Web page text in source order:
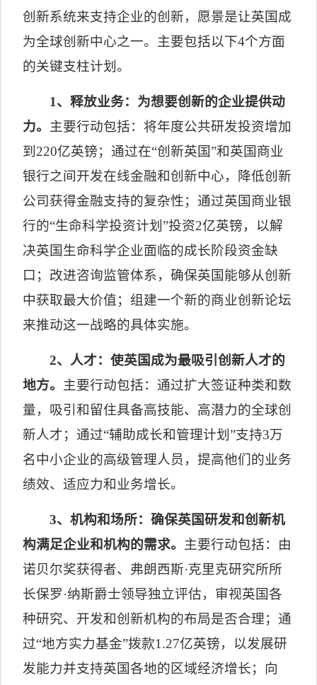
创新系统来支持企业的创新，愿景是让英国成
为全球创新中心之一。主要包括以下4个方面
的关键支柱计划。
1、释放业务：为想要创新的企业提供动
力。 主要行动包括：将年度公共研发投资增加
到 220亿英镑；通过在“创新英国”和英国商业
银行之间开发在线金融和创新中心，降低创新
公司获得金融支持的复杂性；通过英国商业银
行的“生命科学投资计划”投资2亿英镑，以解
决英国生命科学企业面临的成长阶段资金缺
口；改进咨询监管体系，确保英国能够从创新
中获取最大价值；组建一个新的商业创新论坛
来推动这一战略的具体实施。
2、人才：使英国成为最吸引创新人才的
地方。 主要行动包括：通过扩大签证种类和数
量，吸引和留住具备高技能、高潜力的全球创
新人才；通过“辅助成长和管理计划”支持3万
名中小企业的高级管理人员，提高他们的业务
绩效、适应力和业务增长。
3、机构和场所：确保英国研发和创新机
构满足企业和机构的需求。 主要行动包括：由
诺贝尔奖获得者、弗朗西斯·克里克研究所所
长保罗·纳斯爵士领导独立评估，审视英国各
种研究、开发和创新机构的布局是否合理；通
过“地方实力基金”拨款1.27亿英镑，以发展研
发能力并支持英国各地的区域经济增长；向